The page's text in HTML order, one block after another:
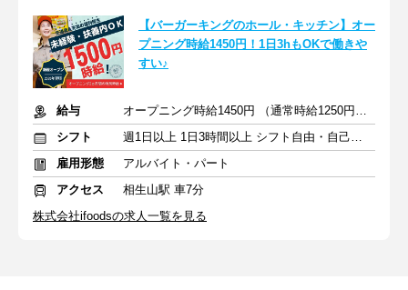
【バーガーキングのホール・キッチン】オー
プニング時給1450円！1日3hもOKで働きや
すい♪
給与
オープニング時給1450円 （通常時給1250円）＋交通費支給
シフト
週1日以上 1日3時間以上 シフト自由・自己申告
雇用形態
アルバイト・パート
アクセス
相生山駅 車7分
株式会社ifoodsの求人一覧を見る